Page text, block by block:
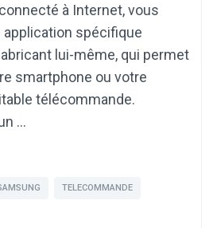
à Internet, vous
spécifique
lui-même, qui permet
smartphone ou votre
télécommande.
…
TELECOMMANDE